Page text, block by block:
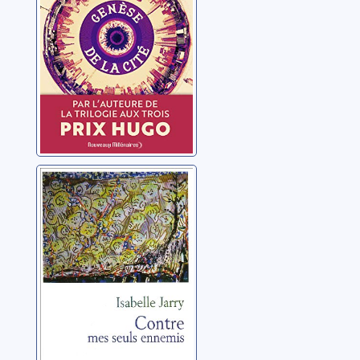
Contre mes
seuls ennemis:
roman
Jarry, Isabelle